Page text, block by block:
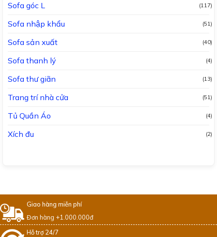
Sofa góc L (117)
Sofa nhập khẩu (51)
Sofa sản xuất (40)
Sofa thanh lý (4)
Sofa thư giãn (13)
Trang trí nhà cửa (51)
Tủ Quần Áo (4)
Xích đu (2)
Giao hàng miễn phí
Đơn hàng +1.000.000đ
Hỗ trợ 24/7